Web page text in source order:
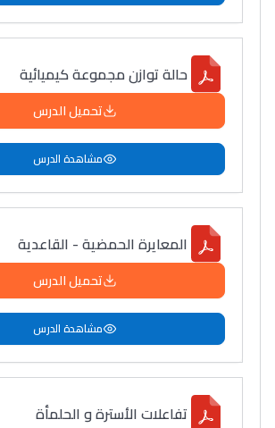
حالة توازن مجموعة كيميائية
تحميل الدرس
مشاهدة الدرس
المعايرة الحمضية - القاعدية
تحميل الدرس
مشاهدة الدرس
تفاعلات الأسترة و الحلمأة